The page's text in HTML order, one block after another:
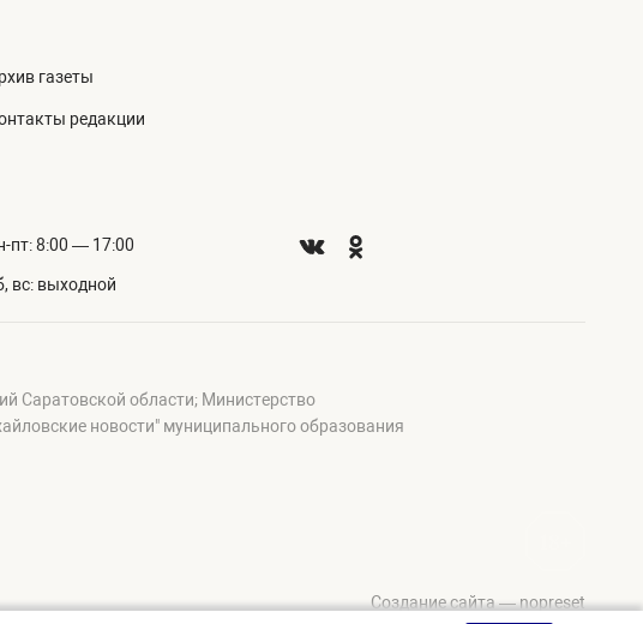
газеты
редакции
пт: 8:00 — 17:00
вс: выходной
Саратовской области; Министерство
новости" муниципального образования
Создание сайта — nopreset